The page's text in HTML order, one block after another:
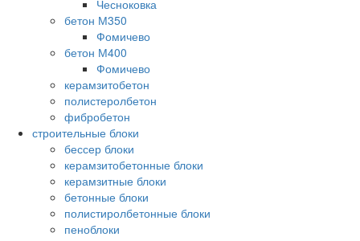
Чесноковка
бетон М350
Фомичево
бетон М400
Фомичево
керамзитобетон
полистеролбетон
фибробетон
строительные блоки
бессер блоки
керамзитобетонные блоки
керамзитные блоки
бетонные блоки
полистиролбетонные блоки
пеноблоки